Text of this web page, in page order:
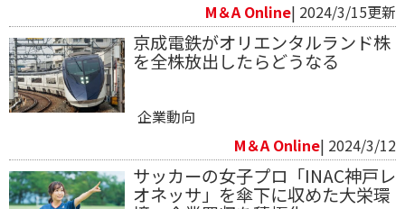
M＆A Online| 2024/3/15更新
京成電鉄がオリエンタルランド株
を全株放出したらどうなる
企業動向
M＆A Online| 2024/3/12
サッカーの女子プロ「INAC神戸レ
オネッサ」を傘下に収めた大栄環